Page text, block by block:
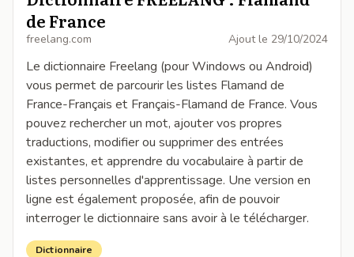
de France
freelang.com Ajout le 29/10/2024
Le dictionnaire Freelang (pour Windows ou Android)
vous permet de parcourir les listes Flamand de
France-Français et Français-Flamand de France. Vous
pouvez rechercher un mot, ajouter vos propres
traductions, modifier ou supprimer des entrées
existantes, et apprendre du vocabulaire à partir de
listes personnelles d'apprentissage. Une version en
ligne est également proposée, afin de pouvoir
interroger le dictionnaire sans avoir à le télécharger.
Dictionnaire